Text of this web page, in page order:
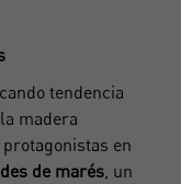
tendencia
madera
en
de marés, un